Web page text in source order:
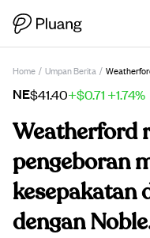
Home / Umpan Berita /
NE$41.40+$0.71 +1.74%
Weatherford
pengeboran
kesepakatan
dengan